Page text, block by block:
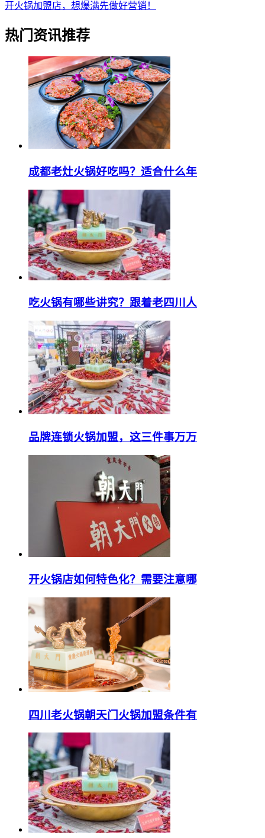
开火锅加盟店，想爆满先做好营销！
热门资讯推荐
成都老灶火锅好吃吗？适合什么年
吃火锅有哪些讲究？跟着老四川人
品牌连锁火锅加盟，这三件事万万
开火锅店如何特色化？需要注意哪
四川老火锅朝天门火锅加盟条件有